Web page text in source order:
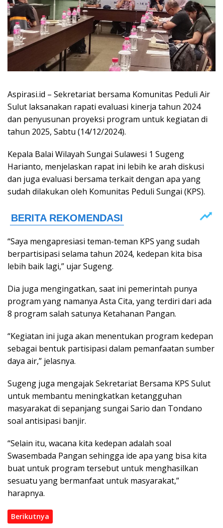
Aspirasi.id – Sekretariat bersama Komunitas Peduli Air
Sulut laksanakan rapati evaluasi kinerja tahun 2024
dan penyusunan proyeksi program untuk kegiatan di
tahun 2025, Sabtu (14/12/2024).
Kepala Balai Wilayah Sungai Sulawesi 1 Sugeng
Harianto, menjelaskan rapat ini lebih ke arah diskusi
dan juga evaluasi bersama terkait dengan apa yang
sudah dilakukan oleh Komunitas Peduli Sungai (KPS).
“Saya mengapresiasi teman-teman KPS yang sudah
berpartisipasi selama tahun 2024, kedepan kita bisa
lebih baik lagi,” ujar Sugeng.
Dia juga mengingatkan, saat ini pemerintah punya
program yang namanya Asta Cita, yang terdiri dari ada
8 program salah satunya Ketahanan Pangan.
“Kegiatan ini juga akan menentukan program kedepan
sebagai bentuk partisipasi dalam pemanfaatan sumber
daya air,” jelasnya.
Sugeng juga mengajak Sekretariat Bersama KPS Sulut
untuk membantu meningkatkan ketangguhan
masyarakat di sepanjang sungai Sario dan Tondano
soal antisipasi banjir.
“Selain itu, wacana kita kedepan adalah soal
Swasembada Pangan sehingga ide apa yang bisa kita
buat untuk program tersebut untuk menghasilkan
sesuatu yang bermanfaat untuk masyarakat,”
harapnya.
Berikutnya